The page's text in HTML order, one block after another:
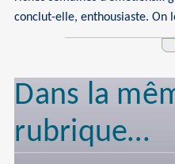
conclut-elle, enthousiaste. On
Dans la
rubrique…